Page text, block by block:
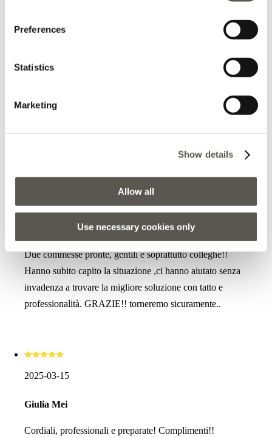
Preferences
Statistics
Marketing
Show details
Allow all
Use necessary cookies only
comprare, sia per il prezzo e le promozioni che fanno, ma
molto disponibili e che una volta che capiscono i tuoi
chiedere! Ieri pomeriggio sono stata seguita da Rebecca,
che ringrazio ancora per la sua disponibilità che non è per
Due commesse pronte, gentili e soprattutto colleghe!!
Hanno subito capito la situazione ,ci hanno aiutato senza
invadenza a trovare la migliore soluzione con tatto e
professionalità. GRAZIE!! torneremo sicuramente..
2025-03-15
Giulia Mei
Cordiali, professionali e preparate! Complimenti!!